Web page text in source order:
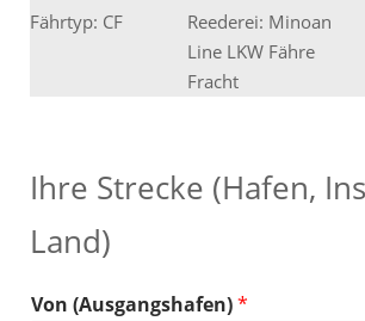
Fährtyp: CF
Reederei: Minoan
Line LKW Fähre
Fracht
Ihre Strecke (Hafen,
Land)
Von (Ausgangshafen)*